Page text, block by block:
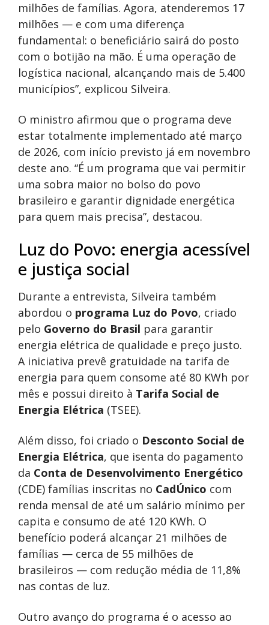
milhões de famílias. Agora, atenderemos 17
milhões — e com uma diferença
fundamental: o beneficiário sairá do posto
com o botijão na mão. É uma operação de
logística nacional, alcançando mais de 5.400
municípios”, explicou Silveira.
O ministro afirmou que o programa deve
estar totalmente implementado até março
de 2026, com início previsto já em novembro
deste ano. “É um programa que vai permitir
uma sobra maior no bolso do povo
brasileiro e garantir dignidade energética
para quem mais precisa”, destacou.
Luz do Povo: energia acessível
e justiça social
Durante a entrevista, Silveira também
abordou o programa Luz do Povo, criado
pelo Governo do Brasil para garantir
energia elétrica de qualidade e preço justo.
A iniciativa prevê gratuidade na tarifa de
energia para quem consome até 80 KWh por
mês e possui direito à Tarifa Social de
Energia Elétrica (TSEE).
Além disso, foi criado o Desconto Social de
Energia Elétrica, que isenta do pagamento
da Conta de Desenvolvimento Energético
(CDE) famílias inscritas no CadÚnico com
renda mensal de até um salário mínimo per
capita e consumo de até 120 KWh. O
benefício poderá alcançar 21 milhões de
famílias — cerca de 55 milhões de
brasileiros — com redução média de 11,8%
nas contas de luz.
Outro avanço do programa é o acesso ao